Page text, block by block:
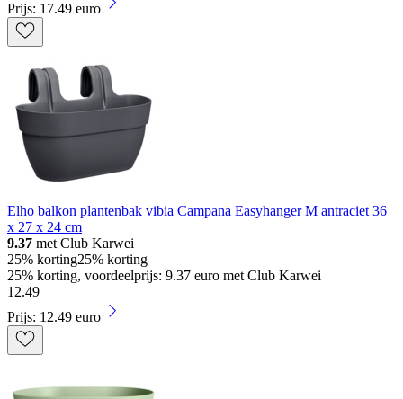
Prijs: 17.49 euro
Elho balkon plantenbak vibia Campana Easyhanger M antraciet 36
x 27 x 24 cm
9.37 met Club Karwei
25% korting25% korting
25% korting, voordeelprijs: 9.37 euro met Club Karwei
12.49
Prijs: 12.49 euro